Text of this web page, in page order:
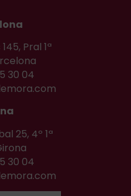
Pral 1ª
30 04
25, 4º 1ª
30 04